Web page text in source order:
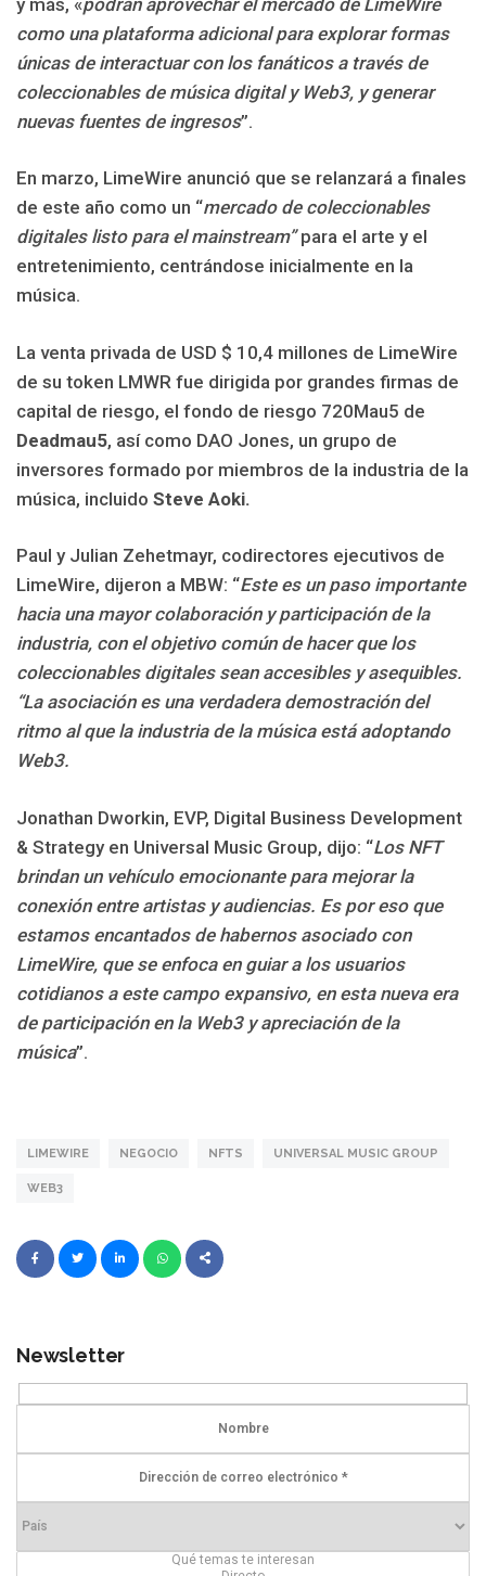
como una plataforma adicional para explorar formas
únicas de interactuar con los fanáticos a través de
coleccionables de música digital y Web3, y generar
nuevas fuentes de ingresos”.
En marzo, LimeWire anunció que se relanzará a finales
de este año como un “mercado de coleccionables
digitales listo para el mainstream”para el arte y el
entretenimiento, centrándose inicialmente en la
música.
La venta privada de USD $ 10,4 millones de LimeWire
de su token LMWR fue dirigida por grandes firmas de
capital de riesgo, el fondo de riesgo 720Mau5 de
Deadmau5, así como DAO Jones, un grupo de
inversores formado por miembros de la industria de la
música, incluido Steve Aoki.
Paul y Julian Zehetmayr, codirectores ejecutivos de
LimeWire, dijeron a MBW: “Este es un paso importante
hacia una mayor colaboración y participación de la
industria, con el objetivo común de hacer que los
coleccionables digitales sean accesibles y asequibles.
“La asociación es una verdadera demostración del
ritmo al que la industria de la música está adoptando
Web3.
Jonathan Dworkin, EVP, Digital Business Development
& Strategy en Universal Music Group, dijo: “Los NFT
brindan un vehículo emocionante para mejorar la
conexión entre artistas y audiencias. Es por eso que
estamos encantados de habernos asociado con
LimeWire, que se enfoca en guiar a los usuarios
cotidianos a este campo expansivo, en esta nueva era
de participación en la Web3 y apreciación de la
música”.
LIMEWIRE NEGOCIO NFTS UNIVERSAL MUSIC GROUP
WEB3
Newsletter